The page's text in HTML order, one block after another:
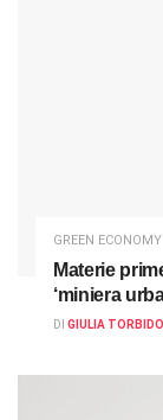
GREEN ECONOMY
Materie
‘miniera
DI GIULIA